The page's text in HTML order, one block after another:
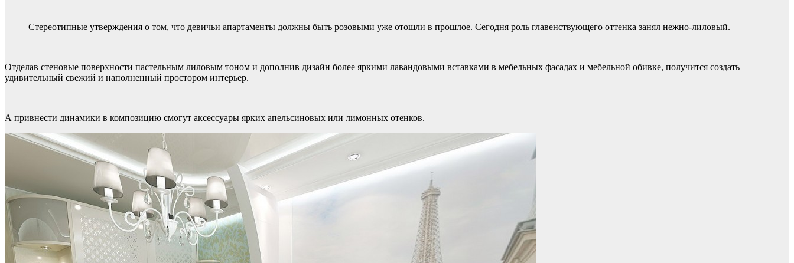
Стереотипные утверждения о том, что девичьи апартаменты должны быть розовыми уже отошли в прошлое. Сегодня роль главенствующего оттенка занял нежно-лиловый.
Отделав стеновые поверхности пастельным лиловым тоном и дополнив дизайн более яркими лавандовыми вставками в мебельных фасадах и мебельной обивке, получится создать
удивительный свежий и наполненный простором интерьер.
А привнести динамики в композицию смогут аксессуары ярких апельсиновых или лимонных отенков.